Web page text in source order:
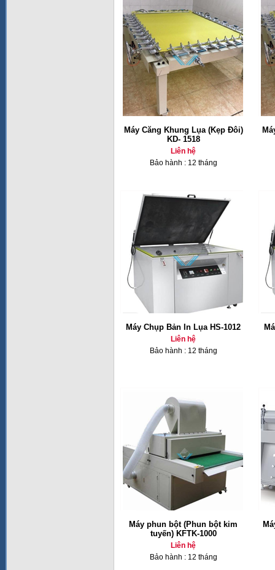
Máy Căng Khung Lụa (Kẹp Đôi)
KD- 1518
Liên hệ
Bảo hành : 12 tháng
Máy Chụp Bản In Lụa HS-1012
Liên hệ
Bảo hành : 12 tháng
Máy phun bột (Phun bột kim
tuyến) KFTK-1000
Liên hệ
Bảo hành : 12 tháng